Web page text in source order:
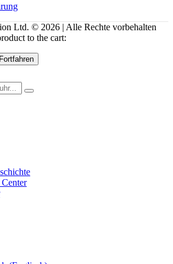
Ltd. © 2026 | Alle Rechte vorbehalten
to the cart:
Fortfahren